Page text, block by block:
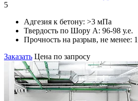
5
Адгезия к бетону: >3 мПа
Твердость по Шору А: 96-98 у.е.
Прочность на разрыв, не менее:
Заказать Цена по запросу